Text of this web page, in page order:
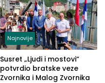
Najnovije
Susret „Ljudi i mostovi“
potvrdio bratske veze
Zvornika i Malog Zvornika